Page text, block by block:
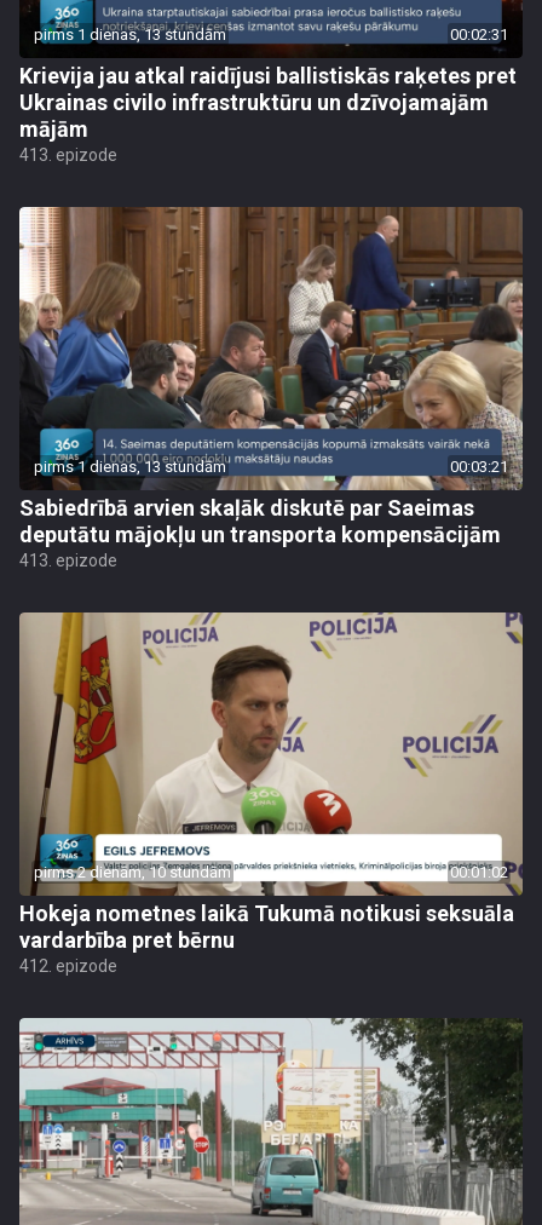
pirms 1 dienas, 13 stundām 00:02:31
Krievija jau atkal raidījusi ballistiskās raķetes pret
Ukrainas civilo infrastruktūru un dzīvojamajām
mājām
413. epizode
pirms 1 dienas, 13 stundām 00:03:21
Sabiedrībā arvien skaļāk diskutē par Saeimas
deputātu mājokļu un transporta kompensācijām
413. epizode
pirms 2 dienām, 10 stundām 00:01:02
Hokeja nometnes laikā Tukumā notikusi seksuāla
vardarbība pret bērnu
412. epizode